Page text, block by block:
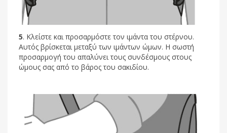
5. Κλείστε και προσαρμόστε τον ιμάντα του στέρνου.
Αυτός βρίσκεται μεταξύ των ιμάντων ώμων. Η σωστή
προσαρμογή του απαλύνει τους συνδέσμους στους
ώμους σας από το βάρος του σακιδίου.